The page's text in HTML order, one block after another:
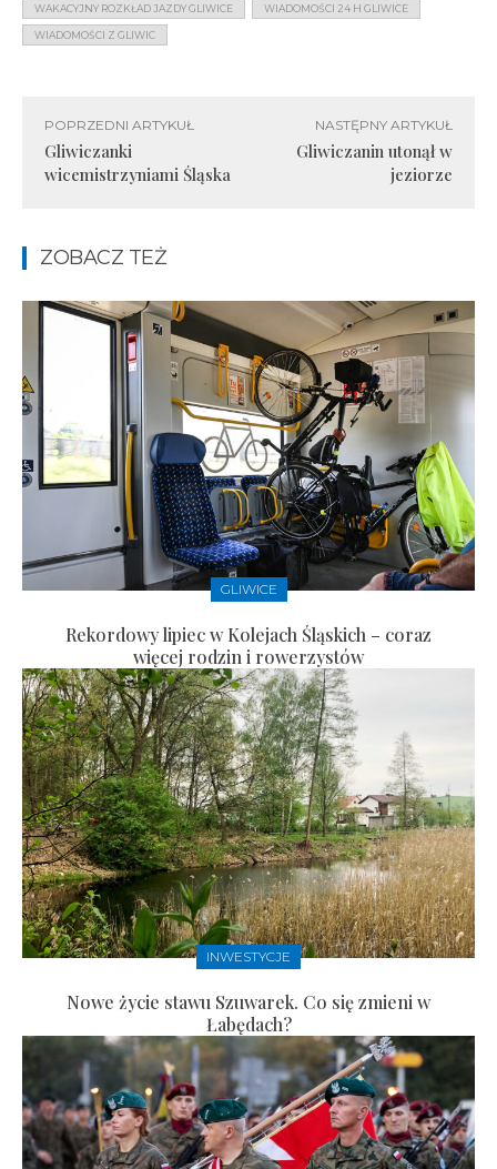
WAKACYJNY ROZKŁAD JAZDY GLIWICE WIADOMOŚCI 24 H GLIWICE
WIADOMOŚCI Z GLIWIC
POPRZEDNI ARTYKUŁ
Gliwiczanki
wicemistrzyniami Śląska
NASTĘPNY ARTYKUŁ
Gliwiczanin utonął w
jeziorze
ZOBACZ TEŻ
GLIWICE
Rekordowy lipiec w Kolejach Śląskich – coraz
więcej rodzin i rowerzystów
INWESTYCJE
Nowe życie stawu Szuwarek. Co się zmieni w
Łabędach?